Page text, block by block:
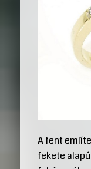
A fent
fekete